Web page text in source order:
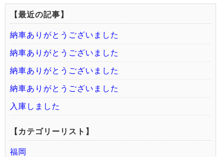
【最近の記事】
納車ありがとうございました
納車ありがとうございました
納車ありがとうございました
納車ありがとうございました
入庫しました
【カテゴリーリスト】
福岡